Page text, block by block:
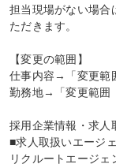
担当現場がない場合
ただきます。
【変更の範囲】
仕事内容→「変更範
勤務地→「変更範囲
採用企業情報・求人
■求人取扱いエージ
リクルートエージェ